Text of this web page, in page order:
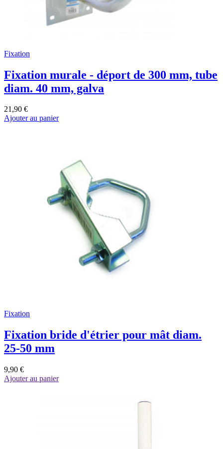
Fixation
Fixation murale - déport de 300 mm, tube
diam. 40 mm, galva
21,90 €
Ajouter au panier
Fixation
Fixation bride d'étrier pour mât diam.
25-50 mm
9,90 €
Ajouter au panier